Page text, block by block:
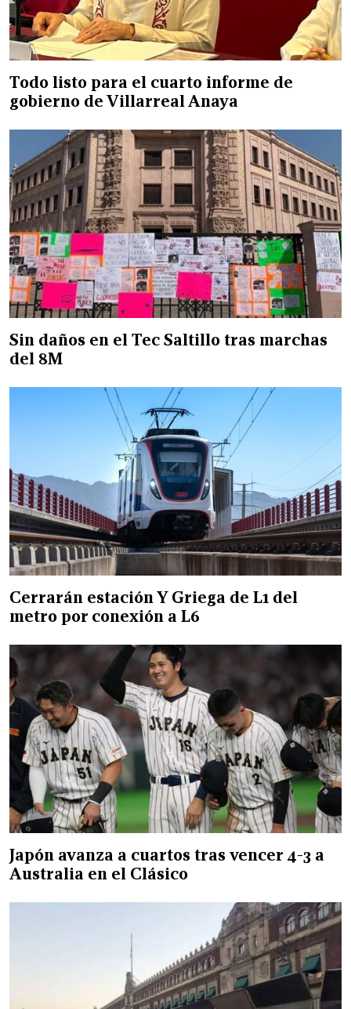
Todo listo para el cuarto informe de
gobierno de Villarreal Anaya
Sin daños en el Tec Saltillo tras marchas
del 8M
Cerrarán estación Y Griega de L1 del
metro por conexión a L6
Japón avanza a cuartos tras vencer 4-3 a
Australia en el Clásico